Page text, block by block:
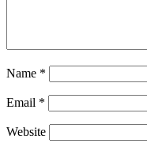
Name *
Email *
Website